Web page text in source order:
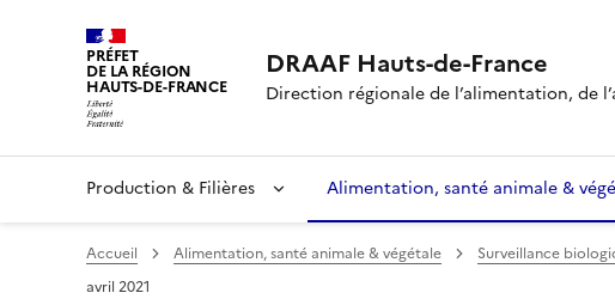
PRÉFET
DE LA RÉGION
HAUTS-DE-FRANCE
DRAAF Hauts-de-France
Direction régionale de l’alimentation, de
Production & Filières Alimentation, santé animale &
Accueil Alimentation, santé animale & végétale Surveillance
avril 2021